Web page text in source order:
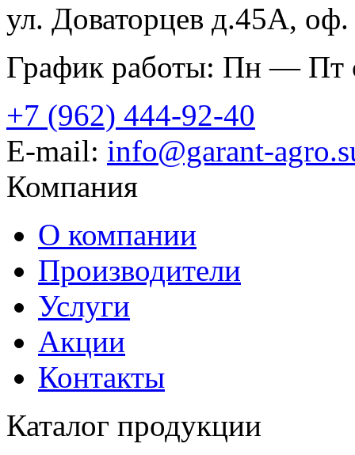
ул. Доваторцев д.45А,
График работы: Пн — Пт
+7 (962) 444-92-40
E-mail: info@garant-
Компания
О компании
Производители
Услуги
Акции
Контакты
Каталог продукции